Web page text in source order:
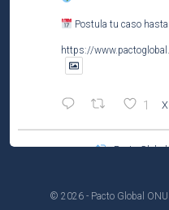
Postula tu caso hasta
https://
1 X
Pacto
Participa del tercer
© 2026 - Pacto Global